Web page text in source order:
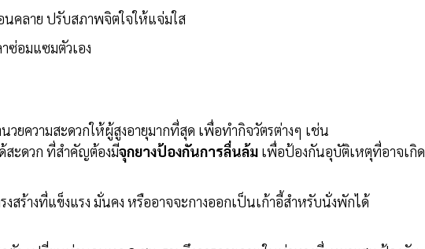
นคลาย ปรับสภาพจิตใจให้แจ่มใส
ซ่อมแซมตัวเอง
ยความสะดวกให้ผู้สูงอายุมากที่สุด เพื่อทำกิจวัตรต่างๆ เช่น
สะดวก ที่สำคัญต้องมีจุกยางป้องกันการลื่นล้ม เพื่อป้องกันอุบัติเหตุที่อาจเกิด
สร้างที่แข็งแรง มั่นคง หรืออาจจะกางออกเป็นเก้าอี้สำหรับนั่งพักได้